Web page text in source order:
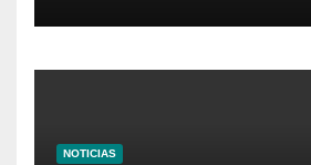
NOTICIAS